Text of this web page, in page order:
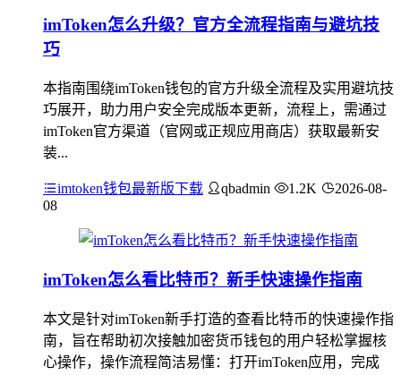
imToken怎么升级？官方全流程指南与避坑技
巧
本指南围绕imToken钱包的官方升级全流程及实用避坑技
巧展开，助力用户安全完成版本更新，流程上，需通过
imToken官方渠道（官网或正规应用商店）获取最新安
装...
imtoken钱包最新版下载 qbadmin 1.2K
2026-08-
08
imToken怎么看比特币？新手快速操作指南
本文是针对imToken新手打造的查看比特币的快速操作指
南，旨在帮助初次接触加密货币钱包的用户轻松掌握核
心操作，操作流程简洁易懂：打开imToken应用，完成